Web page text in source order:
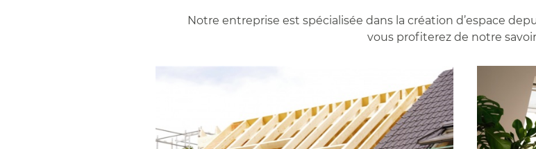
Notre entreprise est spécialisée dans la création d’espace
vous profiterez de notre